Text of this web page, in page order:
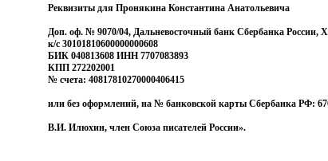
Реквизиты для Пронякина Константина Анатольевича
Доп. оф. № 9070/04, Дальневосточный банк Сбербанка России,
к/с 30101810600000000608
БИК 040813608 ИНН 7707083893
КПП 272202001
№ счета: 40817810270000406415
или без оформлений, на № банковской карты Сбербанка РФ:
В.И. Илюхин, член Союза писателей России».